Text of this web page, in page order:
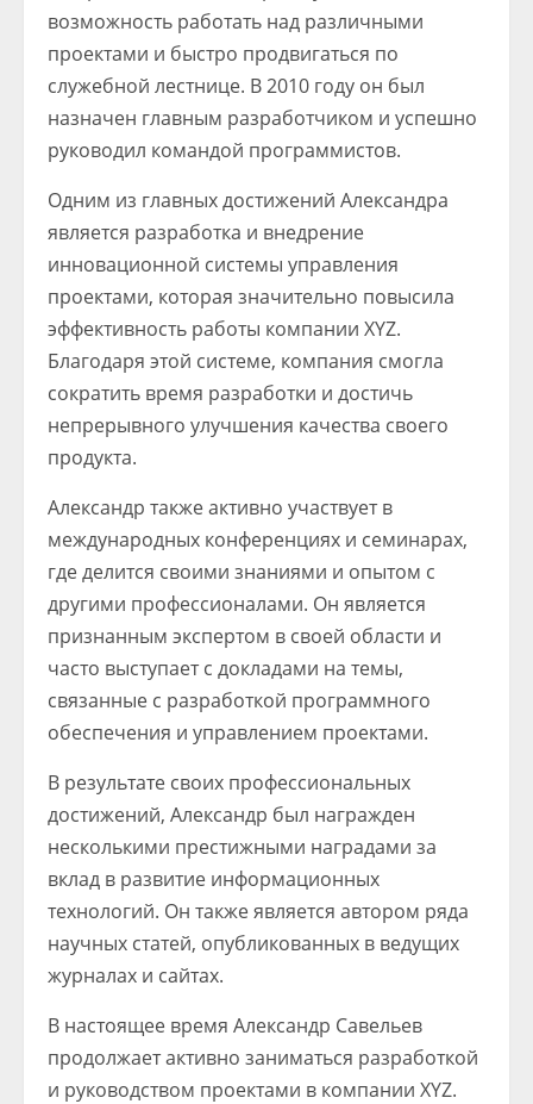
возможность работать над различными
проектами и быстро продвигаться по
служебной лестнице. В 2010 году он был
назначен главным разработчиком и успешно
руководил командой программистов.
Одним из главных достижений Александра
является разработка и внедрение
инновационной системы управления
проектами, которая значительно повысила
эффективность работы компании XYZ.
Благодаря этой системе, компания смогла
сократить время разработки и достичь
непрерывного улучшения качества своего
продукта.
Александр также активно участвует в
международных конференциях и семинарах,
где делится своими знаниями и опытом с
другими профессионалами. Он является
признанным экспертом в своей области и
часто выступает с докладами на темы,
связанные с разработкой программного
обеспечения и управлением проектами.
В результате своих профессиональных
достижений, Александр был награжден
несколькими престижными наградами за
вклад в развитие информационных
технологий. Он также является автором ряда
научных статей, опубликованных в ведущих
журналах и сайтах.
В настоящее время Александр Савельев
продолжает активно заниматься разработкой
и руководством проектами в компании XYZ.